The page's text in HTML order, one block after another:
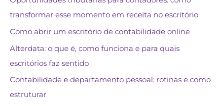
transformar esse momento em receita no escritório
Como abrir um escritório de contabilidade online
Alterdata: o que é, como funciona e para quais
escritórios faz sentido
Contabilidade e departamento pessoal: rotinas e como
estruturar